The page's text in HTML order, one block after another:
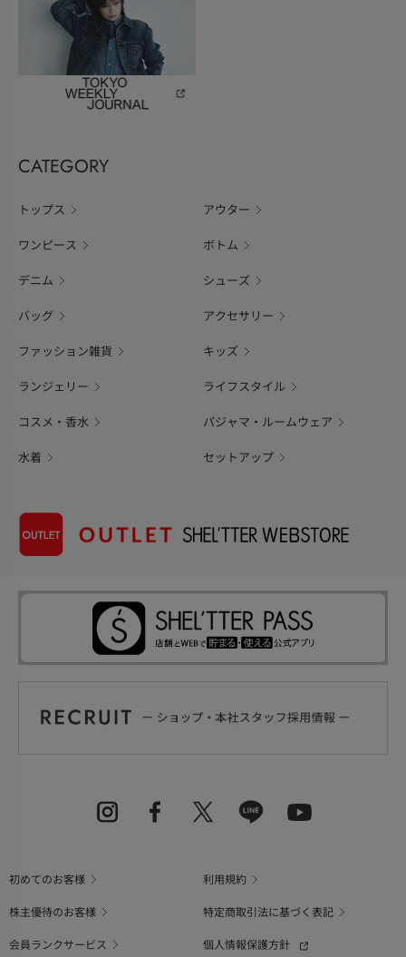
CATEGORY
トップス アウター
ワンピース ボトム
デニム シューズ
バッグ アクセサリー
ファッション雑貨 キッズ
ランジェリー ライフスタイル
コスメ・香水 パジャマ・ルームウェア
水着 セットアップ
初めてのお客様
利用規約
株主優待のお客様
特定商取引法に基づく表記
会員ランクサービス
個人情報保護方針